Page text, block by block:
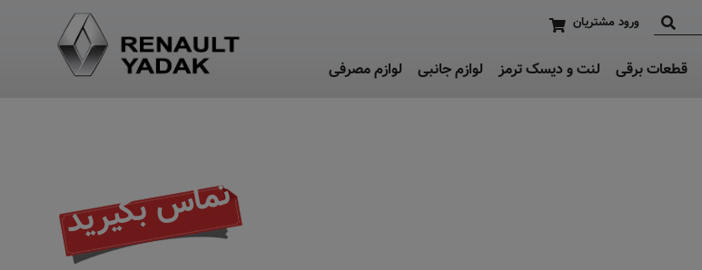
ورود مشتریان
قطعات برقی لنت و دیسک ترمز لوازم جانبی لوازم مصرفی
تماس بگیرید